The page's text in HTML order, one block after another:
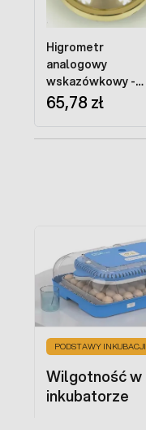
Higrometr
analogowy
wskazówkowy -
średnica 45 mm
65,78 zł
PODSTAWY INKUBACJI
Wilgotność w
inkubatorze